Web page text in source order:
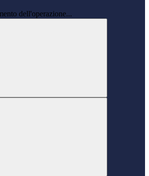
dell'operazione...